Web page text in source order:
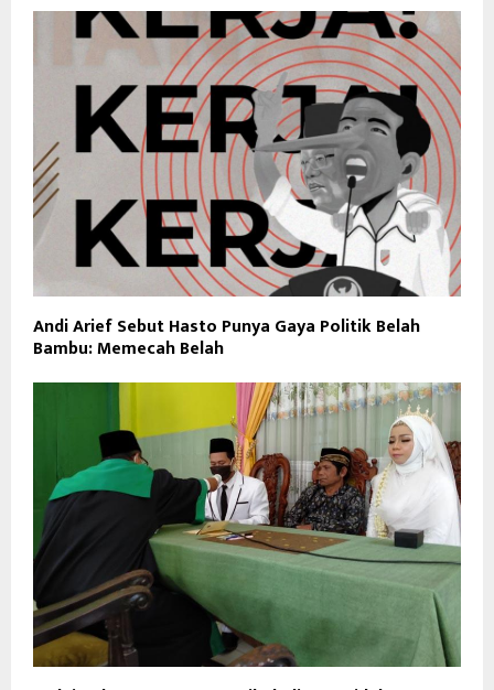
Andi Arief Sebut Hasto Punya Gaya Politik Belah
Bambu: Memecah Belah